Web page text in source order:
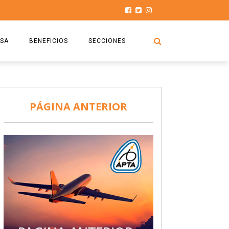
BENEFICIOS
COMISIÓN
SECCIONES
SEGURIDAD AÉREA
TURISMO Y RECREACIÓN
VIDEOS
PÁGINA ANTERIOR